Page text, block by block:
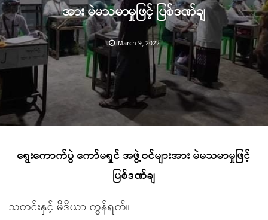
အား မဲမသမာမှုဖြင့် ပြစ်ဒဏ်ချ
March 9, 2022
ရွေးကောက်ပွဲ ကော်မရှင် အဖွဲ့ဝင်များအား မဲမသမာမှုဖြင့်
ပြစ်ဒဏ်ချ
သတင်းနှင့် မီဒီယာ ကွန်ရက်။